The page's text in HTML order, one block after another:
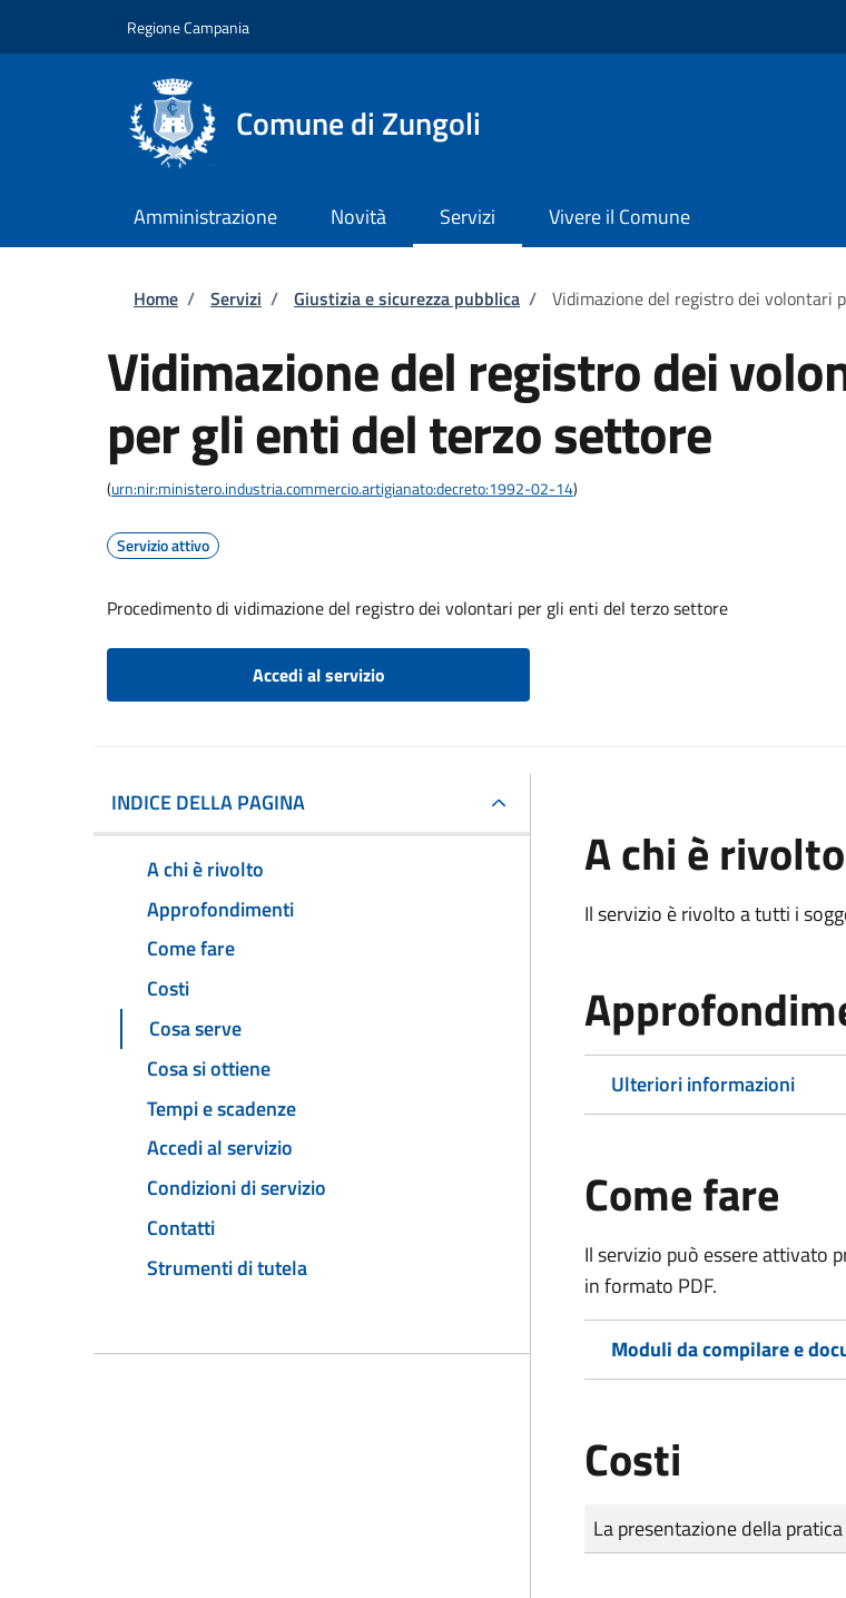
Regione Campania
Comune di Zungoli
Amministrazione Novità Servizi Vivere il Comune
Briciole di pane
Home / Servizi / Giustizia e sicurezza pubblica / Vidimazione del registro dei volontari
Vidimazione del registro dei
per gli enti del terzo settore
(urn:nir:ministero.industria.commercio.artigianato:decreto:1992-02-14)
Servizio attivo
Procedimento di vidimazione del registro dei volontari per gli enti del terzo settore
Accedi al servizio
INDICE DELLA PAGINA
A chi è rivolto
Approfondimenti
Come fare
Costi
Cosa serve
Cosa si ottiene
Tempi e scadenze
Accedi al servizio
Condizioni di servizio
Contatti
Strumenti di tutela
A chi è rivolto
Il servizio è rivolto a tutti i
Ulteriori informazioni
Come fare
Il servizio può essere attivato
in formato PDF.
Moduli da compilare e
Costi
Tipo di pagamento
Importo
La presentazione della